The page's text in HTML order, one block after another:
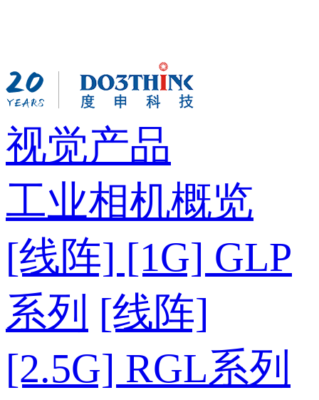
视觉产品
工业相机概览
[线阵] [1G] GLP
系列 [线阵]
[2.5G] RGL系列